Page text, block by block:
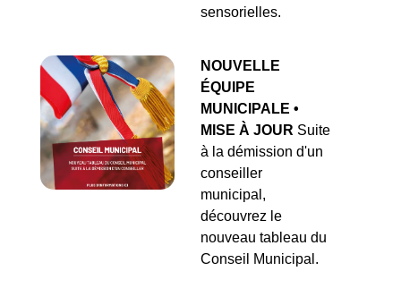
sensorielles.
NOUVELLE
ÉQUIPE
MUNICIPALE •
MISE À JOUR Suite
à la démission d'un
conseiller
municipal,
découvrez le
nouveau tableau du
Conseil Municipal.